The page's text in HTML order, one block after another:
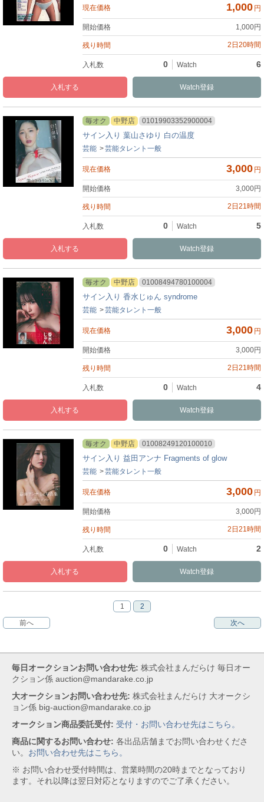
Watch
入札
1,000 円
1,000円
0 6
2日20時間
毎オク 中野店 01019903352900004
サイン入り 葉山さゆり 白の温度
Watch
入札
3,000 円
3,000円
0 5
2日21時間
芸能 芸能タレント一般
毎オク 中野店 01008494780100004
サイン入り 香水じゅん syndrome
Watch
入札
3,000 円
3,000円
0 4
2日21時間
芸能 芸能タレント一般
毎オク 中野店 01008249120100010
サイン入り 益田アンナ Fragments of glow
Watch
入札
3,000 円
3,000円
0 2
2日21時間
芸能 芸能タレント一般
前へ
1
2
次へ
毎日オークションお問い合わせ先: 株式会社まんだらけ 毎日オー
クション係 auction@mandarake.co.jp
大オークションお問い合わせ先: 株式会社まんだらけ 大オークシ
ョン係 big-auction@mandarake.co.jp
オークション商品委託受付: 受付・お問い合わせ先はこちら。
商品に関するお問い合わせ: 各出品店舗までお問い合わせくださ
い。 お問い合わせ先はこちら。
※ お問い合わせ受付時間は、営業時間の20時までとなっており
ます。それ以降は翌日対応となりますのでご了承ください。